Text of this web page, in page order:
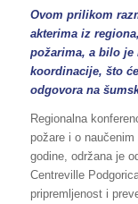
Ovom prilikom
akterima iz
požarima, a bilo
koordinacije, što
odgovora na
Regionalna
požare i o
godine, održana je
Centreville
pripremljenost i